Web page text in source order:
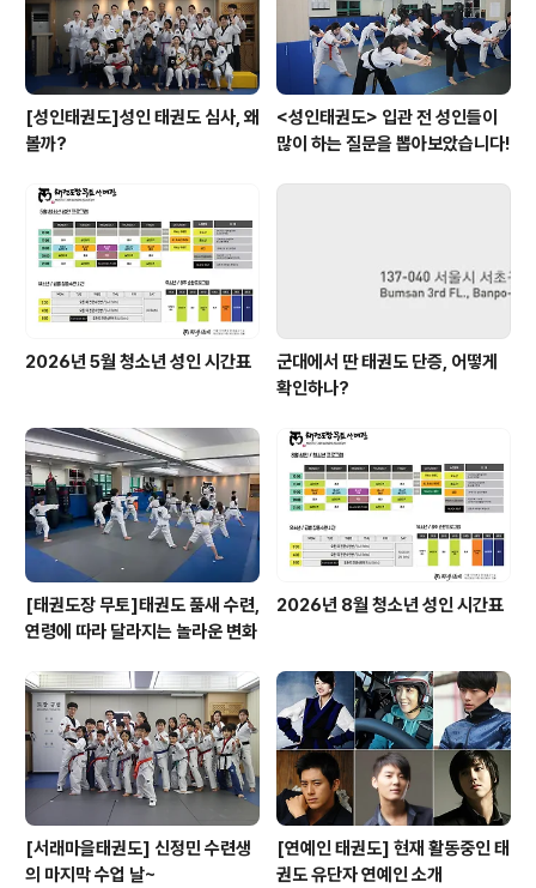
[성인태권도]성인 태권도 심사, 왜
볼까?
<성인태권도> 입관 전 성인들이
많이 하는 질문을 뽑아보았습니다!
2026년 5월 청소년 성인 시간표
군대에서 딴 태권도 단증, 어떻게
확인하나?
[태권도장 무토]태권도 품새 수련,
연령에 따라 달라지는 놀라운 변화
2026년 8월 청소년 성인 시간표
[서래마을태권도] 신정민 수련생
의 마지막 수업 날~
[연예인 태권도] 현재 활동중인 태
권도 유단자 연예인 소개